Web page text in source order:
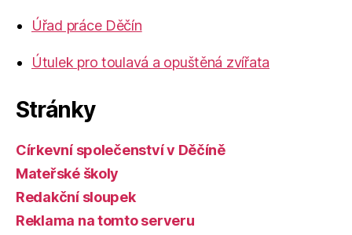
Úřad práce Děčín
Útulek pro toulavá a opuštěná zvířata
Stránky
Církevní společenství v Děčíně
Mateřské školy
Redakční sloupek
Reklama na tomto serveru